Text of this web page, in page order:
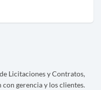
Licitaciones y Contratos,
gerencia y los clientes.